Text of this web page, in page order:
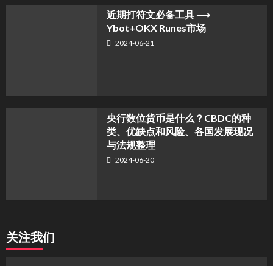
近期打符文必备工具 ⟶
Ybot+OKX Runes市场
2024-06-21
央行数位货币是什么？CBDC的种
类、优缺点和风险、各国发展现况
与法规整理
2024-06-20
关注我们